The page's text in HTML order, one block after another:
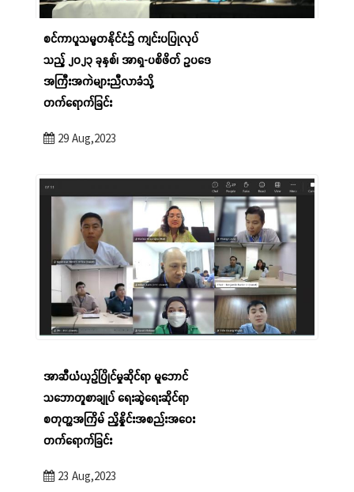
စင်ကာပူသမ္မတနိုင်ငံ၌ ကျင်းပပြုလုပ်
သည့် ၂၀၂၃ ခုနှစ်၊ အာရှ-ပစိဖိတ် ဥပဒေ
အကြီးအကဲများညီလာခံသို့
တက်ရောက်ခြင်း
29 Aug,2023
အာဆီယံယှဉ်ပြိုင်မှုဆိုင်ရာ မူဘောင်
သဘောတူစာချုပ် ရေးဆွဲရေးဆိုင်ရာ
စတုတ္ထအကြိမ် ညှိနှိုင်းအစည်းအဝေး
တက်ရောက်ခြင်း
23 Aug,2023